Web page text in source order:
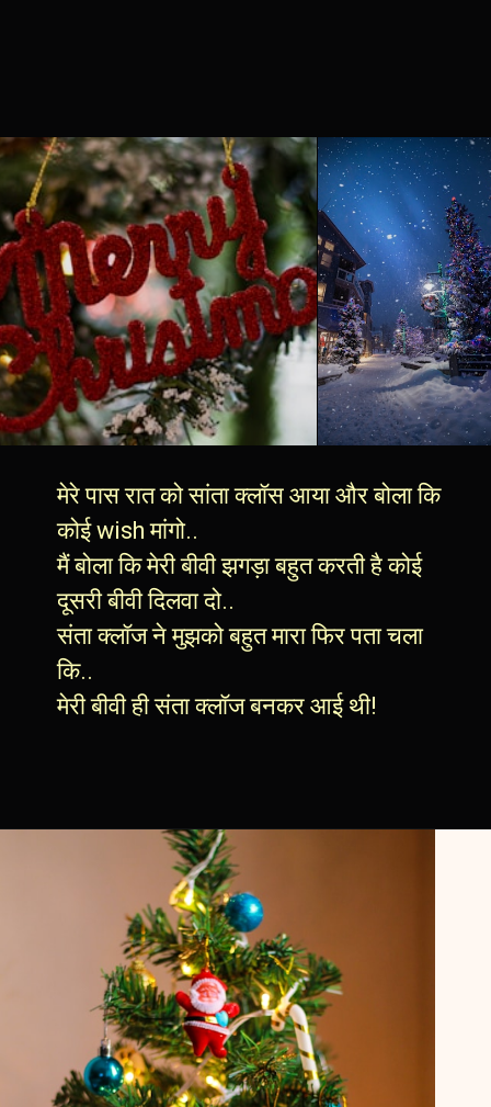
मेरे पास रात को सांता क्लॉस आया और बोला कि
कोई wish मांगो..
मैं बोला कि मेरी बीवी झगड़ा बहुत करती है कोई
दूसरी बीवी दिलवा दो..
संता क्लॉज ने मुझको बहुत मारा फिर पता चला
कि..
मेरी बीवी ही संता क्लॉज बनकर आई थी!